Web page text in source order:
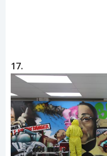
17.